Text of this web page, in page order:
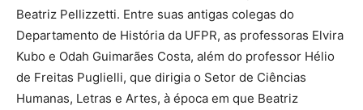
Beatriz Pellizzetti. Entre suas antigas colegas do
Departamento de História da UFPR, as professoras Elvira
Kubo e Odah Guimarães Costa, além do professor Hélio
de Freitas Puglielli, que dirigia o Setor de Ciências
Humanas, Letras e Artes, à época em que Beatriz